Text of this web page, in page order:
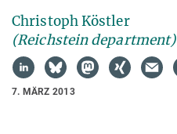
Christoph Köstler
(Reichstein department)
7. MÄRZ 2013